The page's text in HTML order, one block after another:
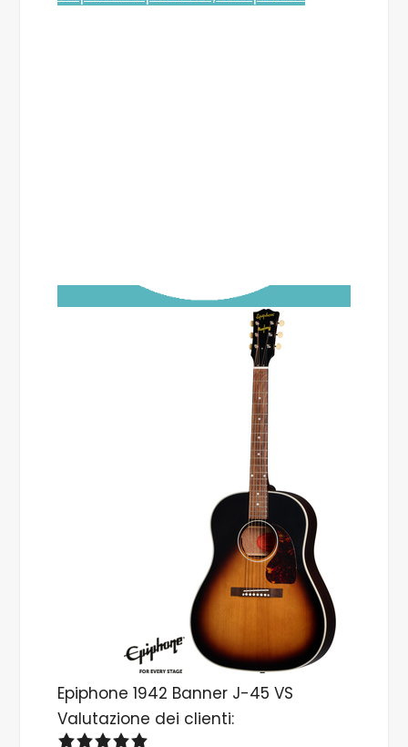
Epiphone 1942 Banner J-45 VS
Valutazione dei clienti: